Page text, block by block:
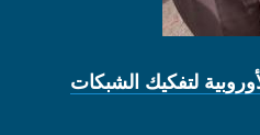
لتفكيك الشبكات